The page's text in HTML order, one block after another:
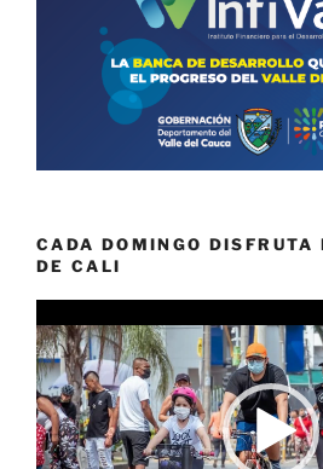
CADA DOMINGO DISFRUTA
DE CALI
de
vídeo